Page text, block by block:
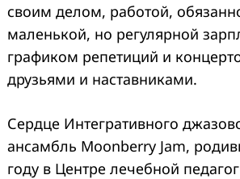
своим делом, работой,
маленькой, но регулярной
графиком репетиций и
друзьями и наставниками.
Сердце Интегративного
ансамбль Moonberry Jam,
году в Центре лечебной